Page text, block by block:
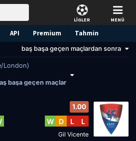
LİGLER MENÜ
API Premium Tahmin
baş başa geçen maçlardan sonra
London)
başa geçen maçlar
1.00
W D L L
Gil Vicente